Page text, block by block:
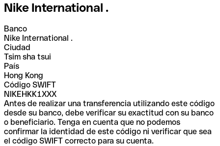
Nike International .
Banco
Nike International .
Ciudad
Tsim sha tsui
País
Hong Kong
Código SWIFT
NIKEHKK1XXX
Antes de realizar una transferencia utilizando este código
desde su banco, debe verificar su exactitud con su banco
o beneficiario. Tenga en cuenta que no podemos
confirmar la identidad de este código ni verificar que sea
el código SWIFT correcto para su cuenta.